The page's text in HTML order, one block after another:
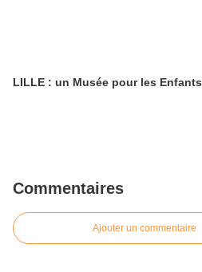
LILLE : un Musée pour les Enfants
Commentaires
Ajouter un commentaire